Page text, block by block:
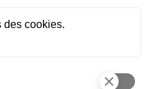
des cookies.
!
nos nouvelles formations